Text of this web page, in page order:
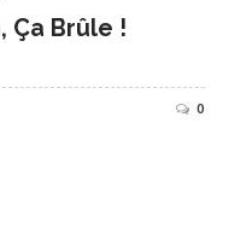
Ça Brûle !
0